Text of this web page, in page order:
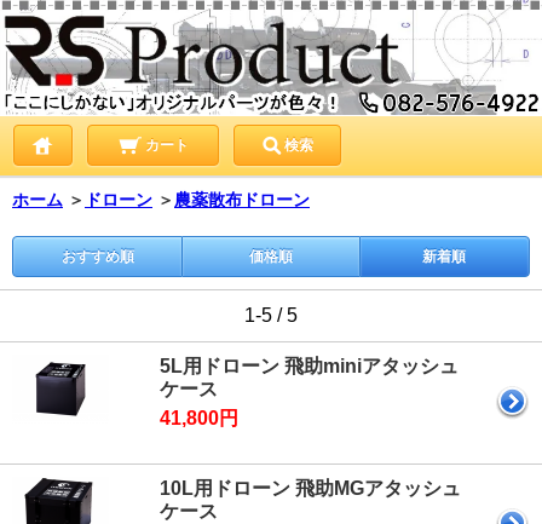
カート 検索
ホーム ＞ ドローン ＞ 農薬散布ドローン
おすすめ順 価格順 新着順
1-5 / 5
5L用ドローン 飛助miniアタッシュ
ケース
41,800円
10L用ドローン 飛助MGアタッシュ
ケース